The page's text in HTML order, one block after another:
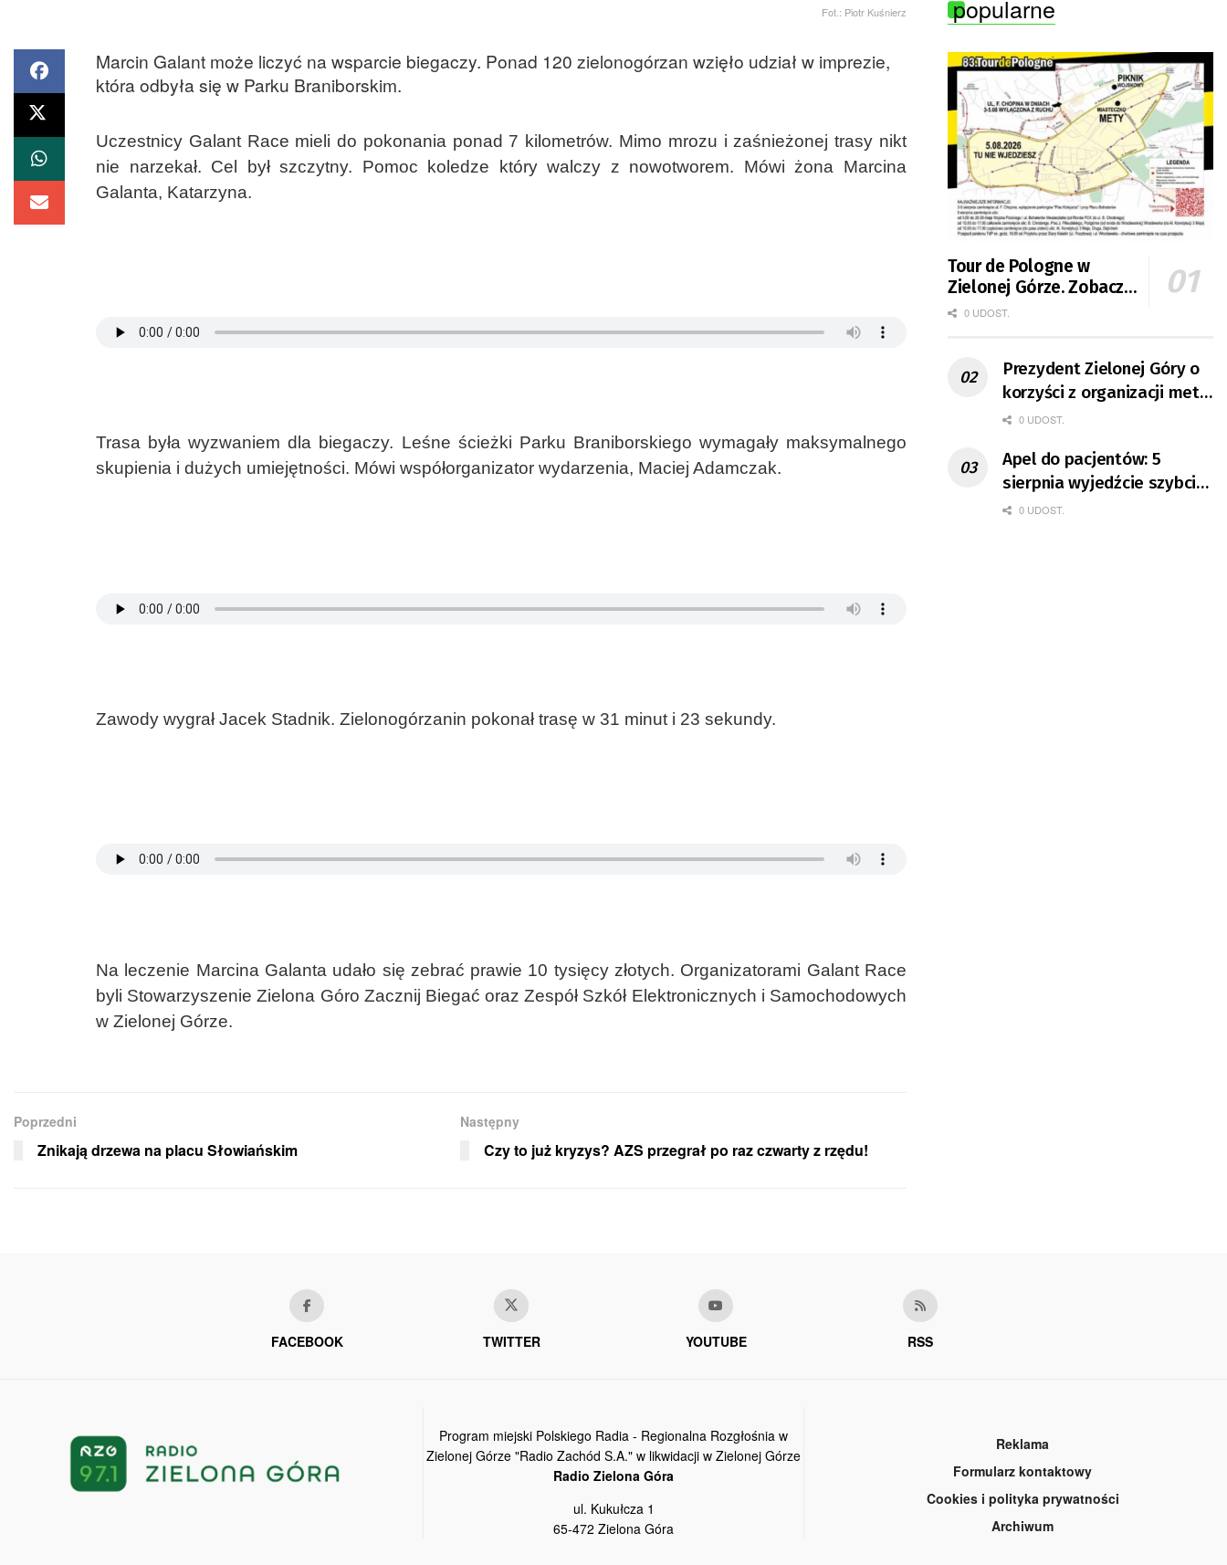
Fot.: Piotr Kuśnierz
Marcin Galant może liczyć na wsparcie biegaczy. Ponad 120 zielonogórzan wzięło udział w imprezie,
która odbyła się w Parku Braniborskim.
Uczestnicy Galant Race mieli do pokonania ponad 7 kilometrów. Mimo mrozu i zaśnieżonej trasy nikt
nie narzekał. Cel był szczytny. Pomoc koledze który walczy z nowotworem. Mówi żona Marcina
Galanta, Katarzyna.
Trasa była wyzwaniem dla biegaczy. Leśne ścieżki Parku Braniborskiego wymagały maksymalnego
skupienia i dużych umiejętności. Mówi współorganizator wydarzenia, Maciej Adamczak.
Zawody wygrał Jacek Stadnik. Zielonogórzanin pokonał trasę w 31 minut i 23 sekundy.
Na leczenie Marcina Galanta udało się zebrać prawie 10 tysięcy złotych. Organizatorami Galant Race
byli Stowarzyszenie Zielona Góro Zacznij Biegać oraz Zespół Szkół Elektronicznych i Samochodowych
w Zielonej Górze.
Poprzedni
Znikają drzewa na placu Słowiańskim
Następny
Czy to już kryzys? AZS przegrał po raz czwarty z rzędu!
popularne
Tour de Pologne w
Zielonej Górze. Zobacz
zmiany w organizacji
0 UDOST.
Prezydent Zielonej Góry o
korzyści z organizacji mety
Tour de Pologne
0 UDOST.
Apel do pacjentów: 5
sierpnia wyjedźcie szybciej
z domów
0 UDOST.
FACEBOOK TWITTER YOUTUBE RSS
Program miejski Polskiego Radia - Regionalna Rozgłośnia w
Zielonej Górze "Radio Zachód S.A." w likwidacji w Zielonej Górze
Radio Zielona Góra
ul. Kukułcza 1
65-472 Zielona Góra
Reklama
Formularz kontaktowy
Cookies i polityka prywatności
Archiwum